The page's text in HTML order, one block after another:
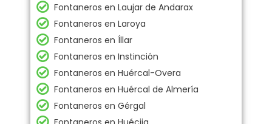
Fontaneros en Laujar de Andarax
Fontaneros en Laroya
Fontaneros en Íllar
Fontaneros en Instinción
Fontaneros en Huércal-Overa
Fontaneros en Huércal de Almería
Fontaneros en Gérgal